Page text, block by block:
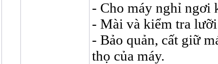
- Cho máy nghỉ ngơi
- Mài và kiểm tra
- Bảo quản, cất giữ
thọ của máy.